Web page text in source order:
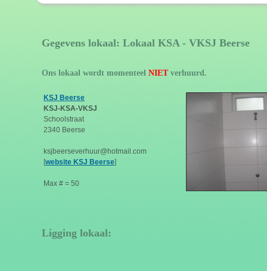
Gegevens lokaal: Lokaal KSA - VKSJ Beerse
Ons lokaal wordt momenteel NIETverhuurd.
KSJ Beerse
KSJ-KSA-VKSJ
Schoolstraat
2340 Beerse
ksjbeerseverhuur@hotmail.com
[website KSJ Beerse]
Max # = 50
Ligging lokaal: